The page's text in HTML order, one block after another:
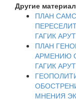
Другие
ПЛАН
ГАГИК
ПЛАН
АРМЕНИЮ
ГАГИК
МНЕНИЯ